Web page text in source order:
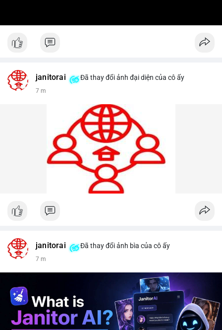
janitorai Đã thay đổi ảnh đại diện của cô ấy
7 m
janitorai Đã thay đổi ảnh bìa của cô ấy
7 m